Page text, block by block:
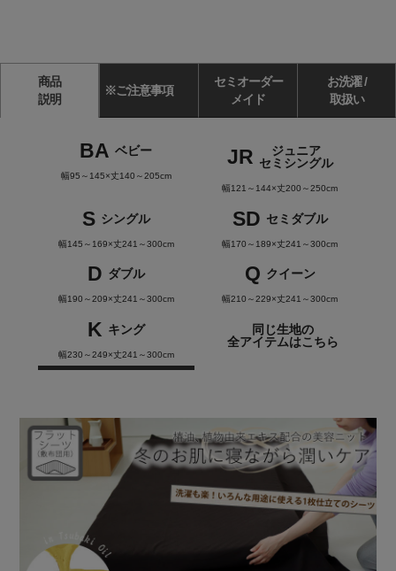
商品
説明
※ご注意事項
セミオーダー
メイド
お洗濯 /
取扱い
BA ベビー
幅95～145×丈140～205cm
JR
ジュニア
セミシングル
幅121～144×丈200～250cm
S シングル
幅145～169×丈241～300cm
SD セミダブル
幅170～189×丈241～300cm
D ダブル
幅190～209×丈241～300cm
Q クイーン
幅210～229×丈241～300cm
K キング
幅230～249×丈241～300cm
同じ生地の
全アイテムはこちら